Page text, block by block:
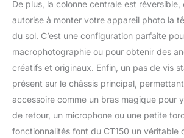
De plus, la colonne centrale est réversible,
autorise à monter votre appareil photo la
du sol. C’est une configuration parfaite
macrophotographie ou pour obtenir des
créatifs et originaux. Enfin, un pas de vis
présent sur le châssis principal,
accessoire comme un bras magique pour
de retour, un microphone ou une petite
fonctionnalités font du CT150 un véritable